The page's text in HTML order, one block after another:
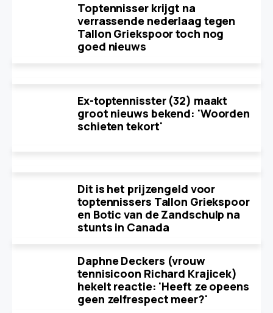
Toptennisser krijgt na
verrassende nederlaag tegen
Tallon Griekspoor toch nog
goed nieuws
Ex-toptennisster (32) maakt
groot nieuws bekend: 'Woorden
schieten tekort'
Dit is het prijzengeld voor
toptennissers Tallon Griekspoor
en Botic van de Zandschulp na
stunts in Canada
Daphne Deckers (vrouw
tennisicoon Richard Krajicek)
hekelt reactie: 'Heeft ze opeens
geen zelfrespect meer?'